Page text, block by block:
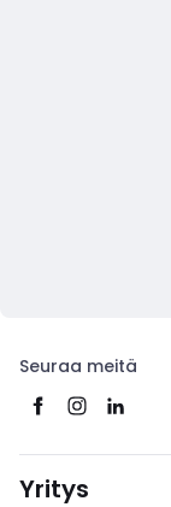
Seuraa meitä
Yritys